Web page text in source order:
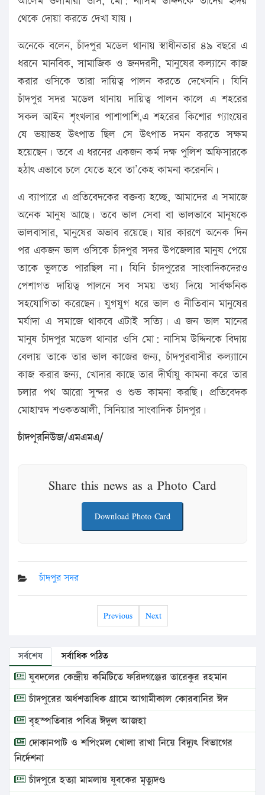
থেকে দোয়া করতে দেখা যায়।
অনেকে বলেন, চাঁদপুর মডেল থানায় স্বাধীনতার ৪৯ বছরে এ
ধরনে মানবিক, সামাজিক ও জনদরদী, মানুষের কল্যানে কাজ
করার ওসিকে তারা দায়িত্ব পালন করতে দেখেননি। যিনি
চাঁদপুর সদর মডেল থানায় দায়িত্ব পালন কালে এ শহরের
সকল আইন শৃংখলার পাশাপাশি,এ শহরের কিশোর গ্যাংয়ের
যে ভয়াভহ উৎপাত ছিল সে উৎপাত দমন করতে সক্ষম
হয়েছেন। তবে এ ধরনের একজন কর্ম দক্ষ পুলিশ অফিসারকে
হঠাৎ এভাবে চলে যেতে হবে তা’কেহ কামনা করেননি।
এ ব্যাপারে এ প্রতিবেদকের বক্তব্য হচ্ছে, আমাদের এ সমাজে
অনেক মানুষ আছে। তবে ভাল সেবা বা ভালভাবে মানূষকে
ভালবাসার, মানুষের অভাব রয়েছে। যার কারণে অনেক দিন
পর একজন ভাল ওসিকে চাঁদপুর সদর উপজেলার মানুষ পেয়ে
তাকে ভুলতে পারছিল না। যিনি চাঁদপুরের সাংবাদিকদেরও
পেশাগত দায়িত্ব পালনে সব সময় তথ্য দিয়ে সার্বক্ষনিক
সহযোগিতা করেছেন। যুগযুগ ধরে ভাল ও নীতিবান মানুষের
মর্যাদা এ সমাজে থাকবে এটাই সত্যি। এ জন ভাল মানের
মানুষ চাঁদপুর মডেল থানার ওসি মো: নাসিম উদ্দিনকে বিদায়
বেলায় তাকে তার ভাল কাজের জন্য, চাঁদপুরবাসীর কল্যাানে
কাজ করার জন্য, খোদার কাছে তার দীর্ঘায়ু কামনা করে তার
চলার পথ আরো সুন্দর ও শুভ কামনা করছি। প্রতিবেদক
মোহাম্মদ শওকতআলী, সিনিয়ার সাংবাদিক চাঁদপুর।
চাঁদপুরনিউজ/এমএমএ/
Share this news as a Photo Card
Download Photo Card
চাঁদপুর সদর
Previous Next
সর্বশেষ সর্বাধিক পঠিত
যুবদলের কেন্দ্রীয় কমিটিতে ফরিদগঞ্জের তারেকুর রহমান
চাঁদপুরের অর্ধশতাধিক গ্রামে আগামীকাল কোরবানির ঈদ
বৃহস্পতিবার পবিত্র ঈদুল আজহা
দোকানপাট ও শপিংমল খোলা রাখা নিয়ে বিদ্যুৎ বিভাগের
নির্দেশনা
চাঁদপুরে হত্যা মামলায় যুবকের মৃত্যুদণ্ড